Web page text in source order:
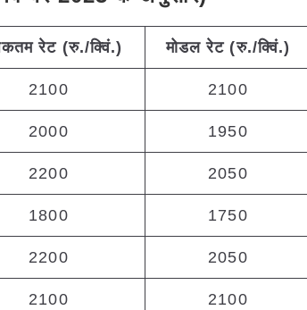
रेट (रु./क्विं.) मोडल रेट(रु./क्विं.)
2100 2100
2000 1950
2200 2050
1800 1750
2200 2050
2100 2100